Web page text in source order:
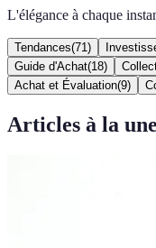
L'élégance à chaque
Tendances(71 )
Guide d'Achat(18)
Achat et Évaluation(9)
Articles à la une